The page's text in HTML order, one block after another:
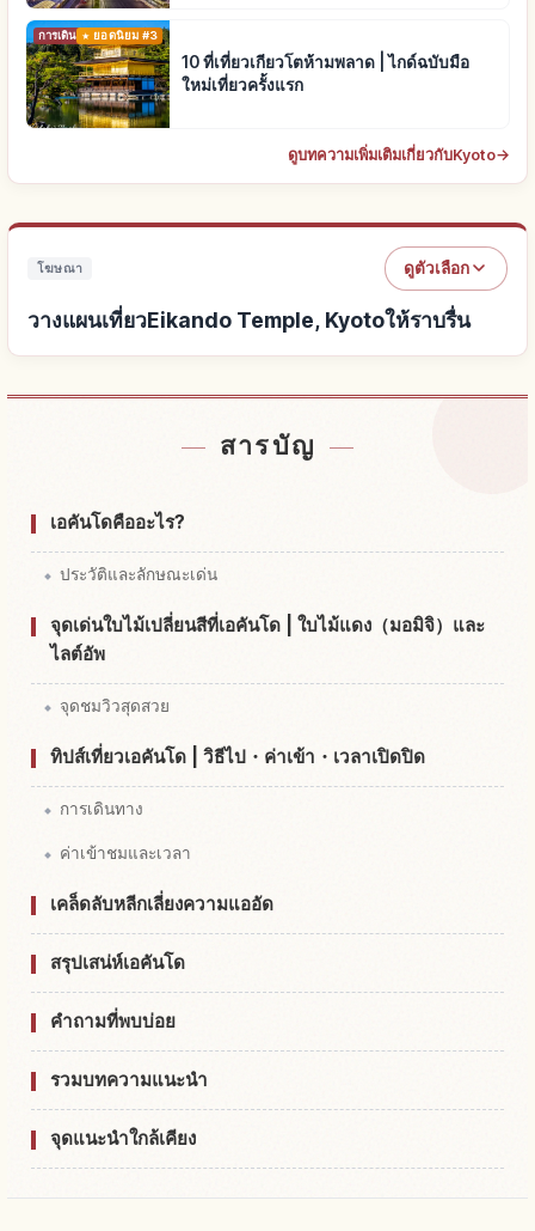
การเดินทางยอดนิยม #3
10 ที่เที่ยวเกียวโตห้ามพลาด | ไกด์ฉบับมือ
ใหม่เที่ยวครั้งแรก
ดูบทความเพิ่มเติมเกี่ยวกับKyoto→
โฆษณา ดูตัวเลือก
วางแผนเที่ยวEikando Temple, Kyotoให้ราบรื่น
สารบัญ
เอคันโดคืออะไร?
ประวัติและลักษณะเด่น
จุดเด่นใบไม้เปลี่ยนสีที่เอคันโด | ใบไม้แดง（มอมิจิ）และ
ไลต์อัพ
จุดชมวิวสุดสวย
ทิปส์เที่ยวเอคันโด | วิธีไป・ค่าเข้า・เวลาเปิดปิด
การเดินทาง
ค่าเข้าชมและเวลา
เคล็ดลับหลีกเลี่ยงความแออัด
สรุปเสน่ห์เอคันโด
คำถามที่พบบ่อย
รวมบทความแนะนำ
จุดแนะนำใกล้เคียง